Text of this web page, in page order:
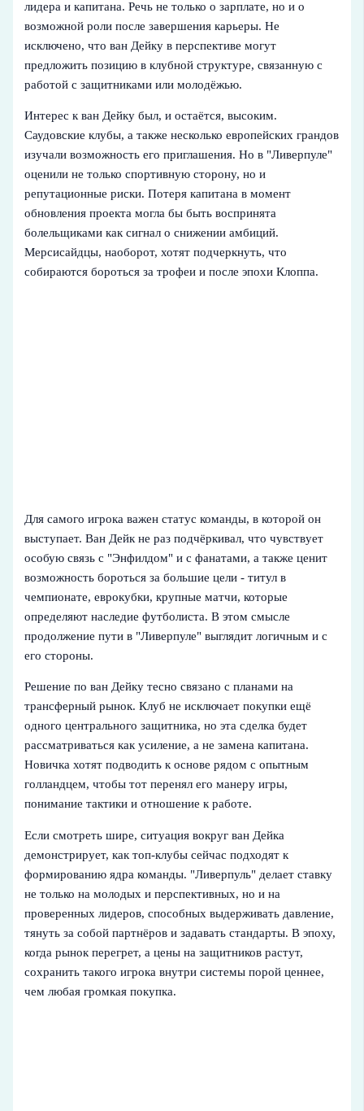
лидера и капитана. Речь не только о зарплате, но и о
возможной роли после завершения карьеры. Не
исключено, что ван Дейку в перспективе могут
предложить позицию в клубной структуре, связанную с
работой с защитниками или молодёжью.
Интерес к ван Дейку был, и остаётся, высоким.
Саудовские клубы, а также несколько европейских грандов
изучали возможность его приглашения. Но в "Ливерпуле"
оценили не только спортивную сторону, но и
репутационные риски. Потеря капитана в момент
обновления проекта могла бы быть воспринята
болельщиками как сигнал о снижении амбиций.
Мерсисайдцы, наоборот, хотят подчеркнуть, что
собираются бороться за трофеи и после эпохи Клоппа.
Для самого игрока важен статус команды, в которой он
выступает. Ван Дейк не раз подчёркивал, что чувствует
особую связь с "Энфилдом" и с фанатами, а также ценит
возможность бороться за большие цели - титул в
чемпионате, еврокубки, крупные матчи, которые
определяют наследие футболиста. В этом смысле
продолжение пути в "Ливерпуле" выглядит логичным и с
его стороны.
Решение по ван Дейку тесно связано с планами на
трансферный рынок. Клуб не исключает покупки ещё
одного центрального защитника, но эта сделка будет
рассматриваться как усиление, а не замена капитана.
Новичка хотят подводить к основе рядом с опытным
голландцем, чтобы тот перенял его манеру игры,
понимание тактики и отношение к работе.
Если смотреть шире, ситуация вокруг ван Дейка
демонстрирует, как топ-клубы сейчас подходят к
формированию ядра команды. "Ливерпуль" делает ставку
не только на молодых и перспективных, но и на
проверенных лидеров, способных выдерживать давление,
тянуть за собой партнёров и задавать стандарты. В эпоху,
когда рынок перегрет, а цены на защитников растут,
сохранить такого игрока внутри системы порой ценнее,
чем любая громкая покупка.